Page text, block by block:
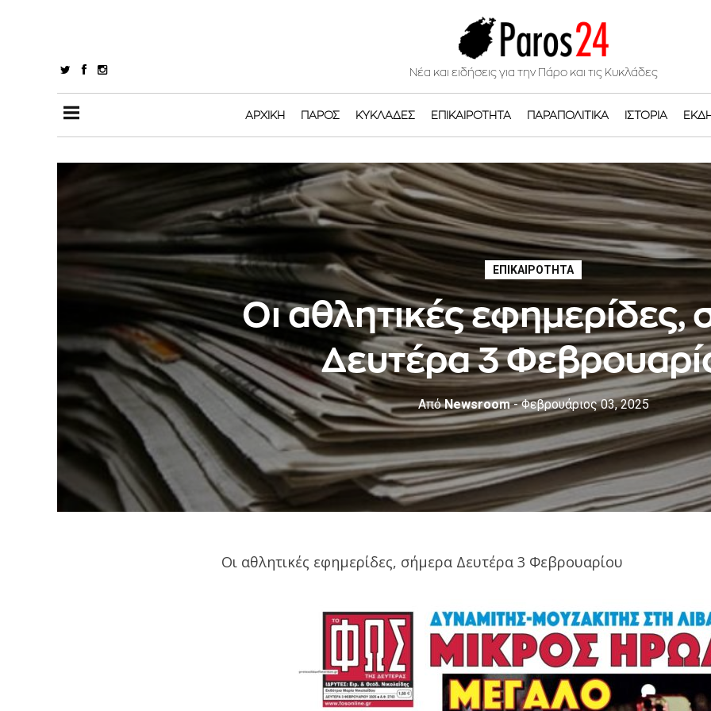
Νέα και ειδήσεις για την Πάρο και τις Κυκλάδες
ΑΡΧΙΚΉ ΠΆΡΟΣ ΚΥΚΛΆΔΕΣ ΕΠΙΚΑΙΡΌΤΗΤΑ ΠΑΡΑΠΟΛΙΤΙΚΆ ΙΣΤΟΡΊΑ
ΕΠΙΚΑΙΡΌΤΗΤΑ
Οι αθλητικές εφημερίδες,
Δευτέρα 3
ΑπόNewsroom - Φεβρουάριος 03, 2025
Οι αθλητικές εφημερίδες, σήμερα Δευτέρα 3 Φεβρουαρίου